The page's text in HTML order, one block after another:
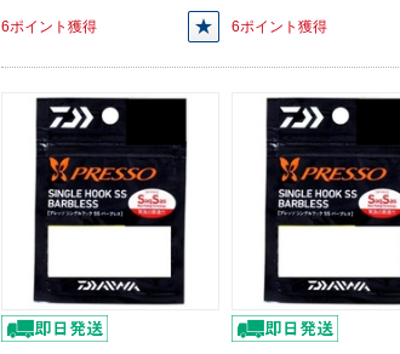
6ポイント獲得 6ポイント獲得